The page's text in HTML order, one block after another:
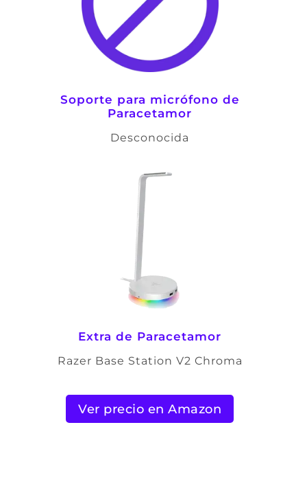
Soporte para micrófono de
Paracetamor
Desconocida
Extra de Paracetamor
Razer Base Station V2 Chroma
Ver precio en Amazon